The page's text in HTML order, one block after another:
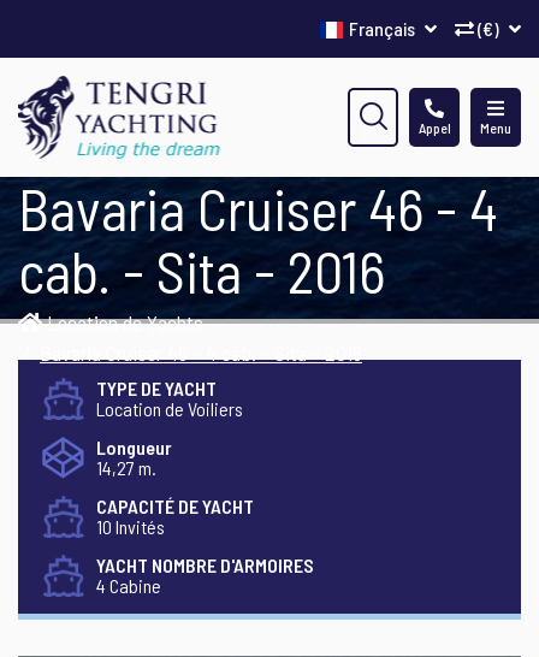
(€)
Français
Menu
Appel
Bavaria Cruiser 46 - 4
cab. - Sita - 2016
Location de Yachts
TYPE DE YACHT
Location de Voiliers
Longueur
14,27 m.
CAPACITÉ DE YACHT
10 Invités
YACHT NOMBRE D'ARMOIRES
4 Cabine